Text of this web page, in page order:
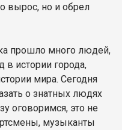
вырос, но и обрел
прошло много людей,
в истории города,
мира. Сегодня
о знатных людях
оговоримся, это не
музыканты